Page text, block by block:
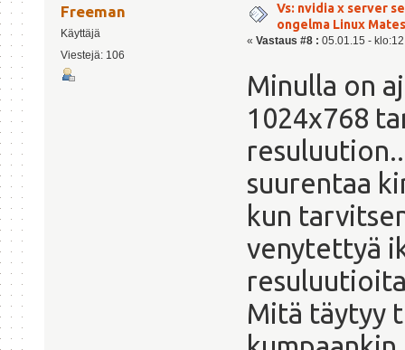
Freeman
Käyttäjä
Viestejä: 106
Vs: nvidia x server
ongelma Linux
« Vastaus #8 : 05.01.15 -
Minulla on
1024x768
suurentaa
kun
venytettyä
Mitä täytyy